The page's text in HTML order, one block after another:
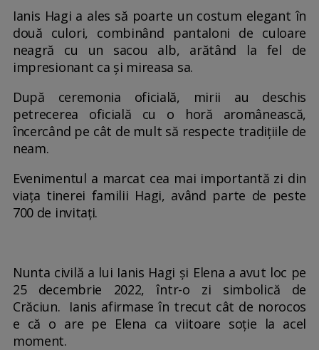
Ianis Hagi a ales să poarte un costum elegant în
două culori, combinând pantaloni de culoare
neagră cu un sacou alb, arătând la fel de
impresionant ca și mireasa sa.
După ceremonia oficială, mirii au deschis
petrecerea oficială cu o horă aromânească,
încercând pe cât de mult să respecte tradițiile de
neam.
Evenimentul a marcat cea mai importantă zi din
viața tinerei familii Hagi, având parte de peste
700 de invitați.
Nunta civilă a lui Ianis Hagi și Elena a avut loc pe
25 decembrie 2022, într-o zi simbolică de
Crăciun. Ianis afirmase în trecut cât de norocos
e că o are pe Elena ca viitoare soție la acel
moment.